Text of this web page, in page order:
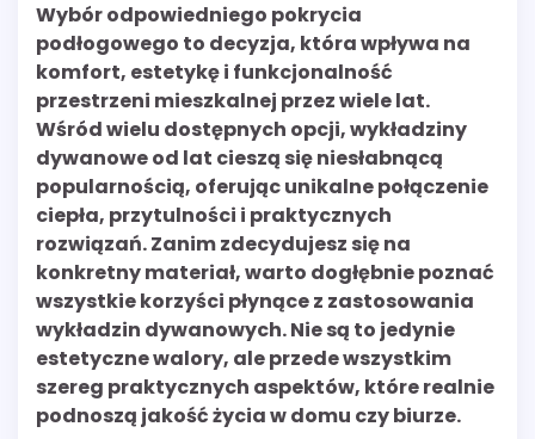
Wybór odpowiedniego pokrycia
podłogowego to decyzja, która wpływa na
komfort, estetykę i funkcjonalność
przestrzeni mieszkalnej przez wiele lat.
Wśród wielu dostępnych opcji, wykładziny
dywanowe od lat cieszą się niesłabnącą
popularnością, oferując unikalne połączenie
ciepła, przytulności i praktycznych
rozwiązań. Zanim zdecydujesz się na
konkretny materiał, warto dogłębnie poznać
wszystkie korzyści płynące z zastosowania
wykładzin dywanowych. Nie są to jedynie
estetyczne walory, ale przede wszystkim
szereg praktycznych aspektów, które realnie
podnoszą jakość życia w domu czy biurze.